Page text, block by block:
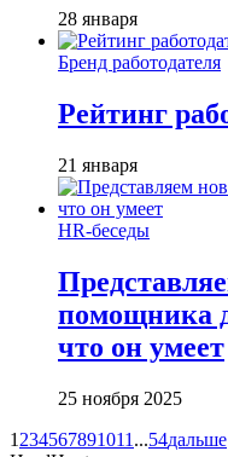
28 января
Бренд работодателя
Рейтинг
21 января
HR-беседы
помощника
что он умеет
25 ноября 2025
1 234567891011 ...54дальше